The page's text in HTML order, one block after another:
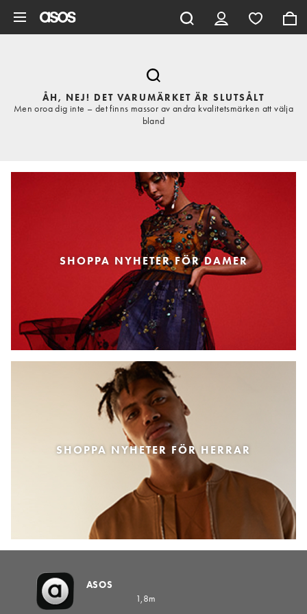
ÅH, NEJ! DET VARUMÄRKET ÄR SLUTSÅLT
Men oroa dig inte – det finns massor av andra kvalitetsmärken att välja
bland
SHOPPA NYHETER FÖR DAMER
SHOPPA NYHETER FÖR HERRAR
ASOS
1,8m